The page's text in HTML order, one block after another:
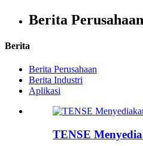
Berita Perusahaan
Berita
Berita Perusahaan
Berita Industri
Aplikasi
TENSE